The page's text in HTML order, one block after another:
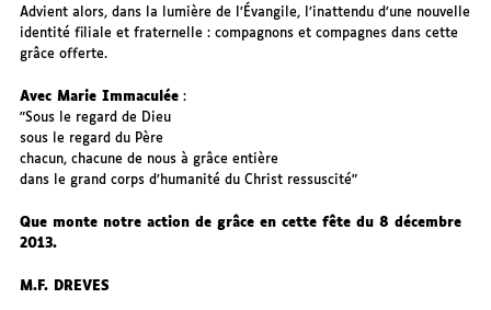
Advient alors, dans la lumière de l’Évangile, l’inattendu d’une nouvelle
identité filiale et fraternelle : compagnons et compagnes dans cette
grâce offerte.
Avec Marie Immaculée :
"Sous le regard de Dieu
sous le regard du Père
chacun, chacune de nous à grâce entière
dans le grand corps d’humanité du Christ ressuscité"
Que monte notre action de grâce en cette fête du 8 décembre
2013.
M.F. DREVES